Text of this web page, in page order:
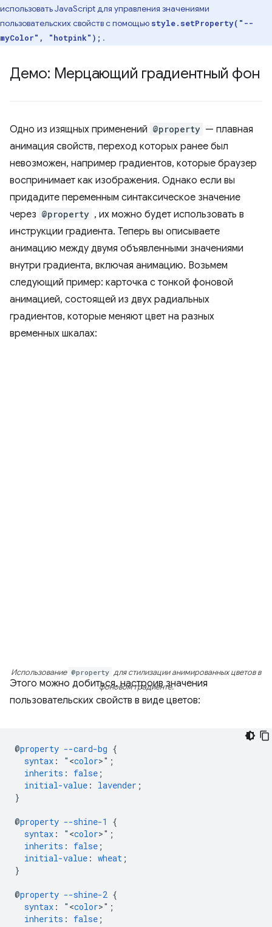
использовать JavaScript для управления значениями
пользовательских свойств с помощью style.setProperty("--
myColor", "hotpink"); .
Демо: Мерцающий градиентный фон
Одно из изящных применений @property — плавная
анимация свойств, переход которых ранее был
невозможен, например градиентов, которые браузер
воспринимает как изображения. Однако если вы
придадите переменным синтаксическое значение
через @property , их можно будет использовать в
инструкции градиента. Теперь вы описываете
анимацию между двумя объявленными значениями
внутри градиента, включая анимацию. Возьмем
следующий пример: карточка с тонкой фоновой
анимацией, состоящей из двух радиальных
градиентов, которые меняют цвет на разных
временных шкалах:
Использование @property для стилизации анимированных цветов в
фоновом градиенте.
Этого можно добиться, настроив значения
пользовательских свойств в виде цветов:
@property --card-bg {
syntax : "<color>" ;
inherits : false ;
initial-value : lavender ;
}
@property --shine-1
{
syntax : "<color>" ;
inherits : false ;
initial-value : wheat ;
}
@property --shine-2 {
syntax : "<color>" ;
inherits : false ;